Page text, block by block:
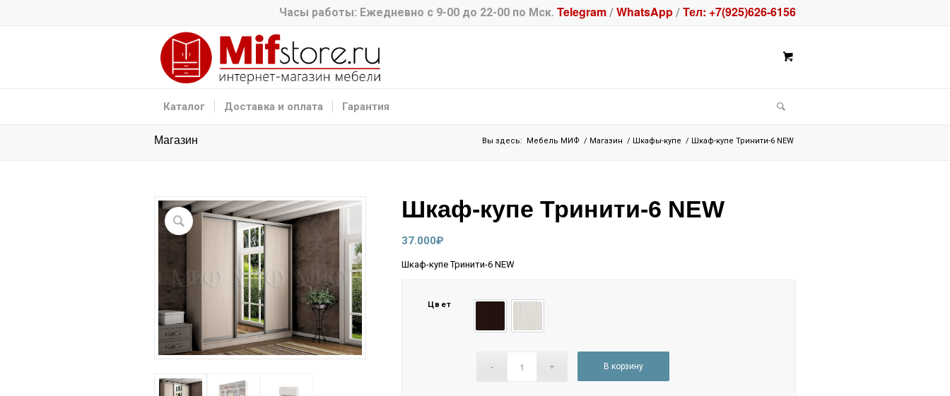
Часы работы: Ежедневно с 9-00 до 22-00 по Мск. Telegram / WhatsApp / Тел: +7(925)626-6156
Каталог Доставка и оплата Гарантия
Магазин Вы здесь: Мебель МИФ / Магазин / Шкафы-купе / Шкаф-купе Тринити-6 NEW
Шкаф-купе Тринити-6 NEW
37.000₽
Шкаф-купе Тринити-6 NEW
Цвет
В корзину